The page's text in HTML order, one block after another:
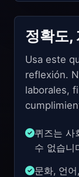
정확도,
Usa este
reflexión.
laborales,
퀴즈는 사
수 없습니
문화, 언